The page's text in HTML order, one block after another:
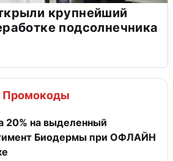
крупнейший
подсолнечника
Промокоды
20% на выделенный
Биодермы при ОФЛАЙН